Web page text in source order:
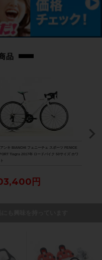
品
ンキ BIANCHI フェニーチェ スポーツ FENICE
Tiagra 2017年 ロードバイク 50サイズ ホワ
円